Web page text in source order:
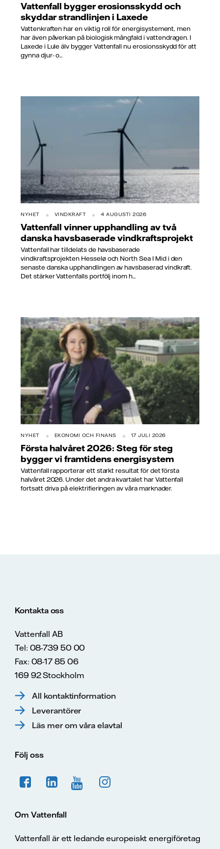
Vattenfall bygger erosionsskydd och
skyddar strandlinjen i Laxede
Vattenkraften har en viktig roll för energisystement, men
har även påverkan på biologisk mångfald i vattendragen. I
Laxede i Lule älv bygger Vattenfall nu erosionsskydd för att
gynna djur- o...
NYHET VINDKRAFT 4 AUGUSTI 2026
Vattenfall vinner upphandling av två
danska havsbaserade vindkraftsprojekt
Vattenfall har tilldelats de havsbaserade
vindkraftsprojekten Hesselø och North Sea I Mid i den
senaste danska upphandlingen av havsbaserad vindkraft.
Det stärker Vattenfalls portfölj inom h...
NYHET EKONOMI OCH FINANS 17 JULI 2026
Första halvåret 2026: Steg för steg
bygger vi framtidens energisystem
Vattenfall rapporterar ett starkt resultat för det första
halvåret 2026. Under det andra kvartalet har Vattenfall
fortsatt driva på elektrifieringen av våra marknader.
Kontakta oss
Vattenfall AB
Tel: 08-739 50 00
Fax: 08-17 85 06
169 92 Stockholm
All kontaktinformation
Leverantörer
Läs mer om våra elavtal
Följ oss
Om Vattenfall
Vattenfall är ett ledande europeiskt energiföretag